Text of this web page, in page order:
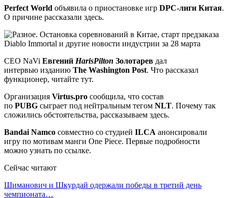
Perfect World объявила о приостановке игр DPC-лиги Китая.
О причине рассказали здесь.
CEO NaVi Евгений HarisPilton Золотарев дал
интервью изданию The Washington Post. Что рассказал
функционер, читайте тут.
Организация Virtus.pro сообщила, что состав
по PUBG сыграет под нейтральным тегом NLT. Почему так
сложились обстоятельства, рассказываем здесь.
Bandai Namco совместно со студией ILCA анонсировали
игру по мотивам манги One Piece. Первые подробности
можно узнать по ссылке.
Сейчас читают
Шиманович и Шкурдай одержали победы в третий день
чемпионата…